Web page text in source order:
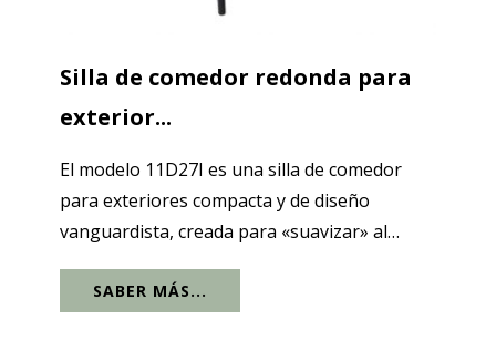
Silla de comedor redonda para
exterior...
El modelo 11D27I es una silla de comedor
para exteriores compacta y de diseño
vanguardista, creada para «suavizar» al
junto a la piscina. Lo primero que llama la
SABER MÁS...